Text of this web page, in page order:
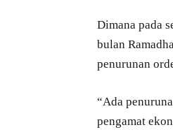
Dimana pada
bulan
penurunan
“Ada
pengamat